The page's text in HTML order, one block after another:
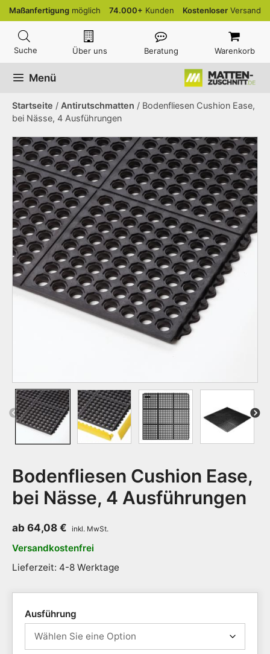
Zum
Inhalt
springen
Maßanfertigung möglich 74.000+ Kunden Kostenloser Versand
Über uns Beratung Warenkorb
Menü
Startseite / Antirutschmatten / Bodenfliesen Cushion Ease,
bei Nässe, 4 Ausführungen
Previous Next
Bodenfliesen Cushion Ease,
bei Nässe, 4 Ausführungen
ab 64,08 €
Versandkostenfrei
Lieferzeit: 4-8 Werktage
Ausführung